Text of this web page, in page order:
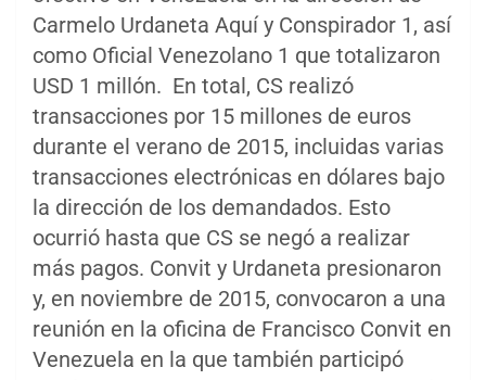
Carmelo Urdaneta Aquí y Conspirador 1, así
como Oficial Venezolano 1 que totalizaron
USD 1 millón. En total, CS realizó
transacciones por 15 millones de euros
durante el verano de 2015, incluidas varias
transacciones electrónicas en dólares bajo
la dirección de los demandados. Esto
ocurrió hasta que CS se negó a realizar
más pagos. Convit y Urdaneta presionaron
y, en noviembre de 2015, convocaron a una
reunión en la oficina de Francisco Convit en
Venezuela en la que también participó